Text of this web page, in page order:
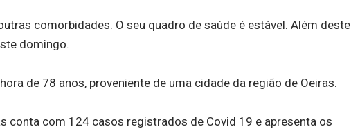
comorbidades. O seu quadro de saúde é estável. Além deste
domingo.
de 78 anos, proveniente de uma cidade da região de Oeiras.
conta com 124 casos registrados de Covid 19 e apresenta os